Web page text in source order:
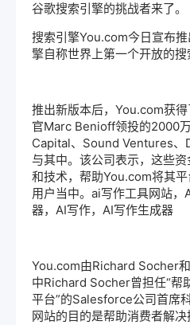
谷歌搜索引擎的挑战者来了。
搜索引擎You.com今日宣布
擎自称世界上第一个开放的搜
推出新版本后，You.com获
官Marc Benioff领投的2000
Capital、Sound Ventures、
与其中。该公司表示，这些
和技术，帮助You.com将其
用户当中。 ai写作工具网站，
器，AI写作，AI写作生成器
You.com由Richard Socher
中Richard Socher曾担任“帮
平台”的Salesforce公司首席
网站的目的是帮助消费者解决